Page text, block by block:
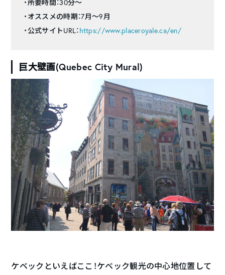
・所要時間：30分〜
・オススメの時期：7月〜9月
・公式サイトURL： https://www.placeroyale.ca/en/
巨大壁画(Quebec City Mural)
ケベックといえばここ！ケベック観光の中心地位置して